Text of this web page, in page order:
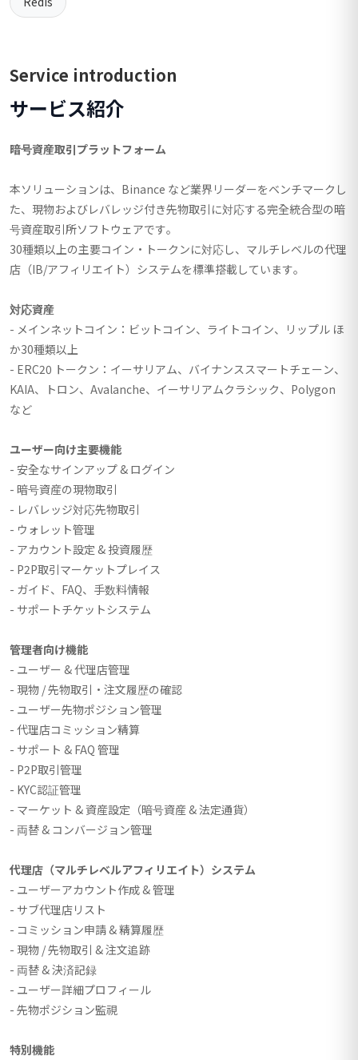
Service introduction
サービス紹介
暗号資産取引プラットフォーム
本ソリューションは、Binance など業界リーダーをベンチマークし
た、現物およびレバレッジ付き先物取引に対応する完全統合型の暗
号資産取引所ソフトウェアです。
30種類以上の主要コイン・トークンに対応し、マルチレベルの代理
店（IB/アフィリエイト）システムを標準搭載しています。
対応資産
- メインネットコイン：ビットコイン、ライトコイン、リップル ほ
か30種類以上
- ERC20 トークン：イーサリアム、バイナンススマートチェーン、
KAIA、トロン、Avalanche、イーサリアムクラシック、Polygon
など
ユーザー向け主要機能
- 安全なサインアップ & ログイン
- 暗号資産の現物取引
- レバレッジ対応先物取引
- ウォレット管理
- アカウント設定 & 投資履歴
- P2P取引マーケットプレイス
- ガイド、FAQ、手数料情報
- サポートチケットシステム
管理者向け機能
- ユーザー & 代理店管理
- 現物 / 先物取引・注文履歴の確認
- ユーザー先物ポジション管理
- 代理店コミッション精算
- サポート & FAQ 管理
- P2P取引管理
- KYC認証管理
- マーケット & 資産設定（暗号資産 & 法定通貨）
- 両替 & コンバージョン管理
代理店（マルチレベルアフィリエイト）システム
- ユーザーアカウント作成 & 管理
- サブ代理店リスト
- コミッション申請 & 精算履歴
- 現物 / 先物取引 & 注文追跡
- 両替 & 決済記録
- ユーザー詳細プロフィール
- 先物ポジション監視
特別機能